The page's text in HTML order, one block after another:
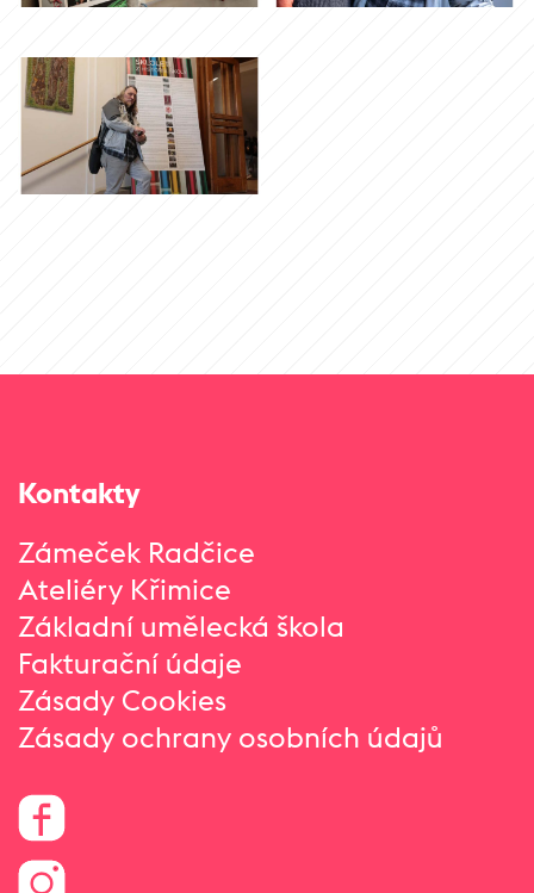
Kontakty
Zámeček Radčice
Ateliéry Křimice
Základní umělecká škola
Fakturační údaje
Zásady Cookies
Zásady ochrany osobních údajů